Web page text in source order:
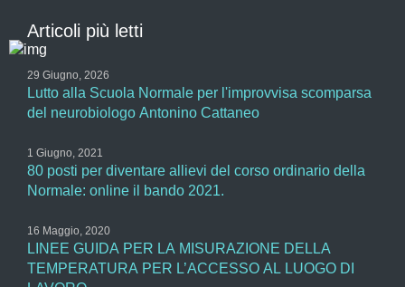
Articoli più letti
29 Giugno, 2026
Lutto alla Scuola Normale per l'improvvisa scomparsa
del neurobiologo Antonino Cattaneo
1 Giugno, 2021
80 posti per diventare allievi del corso ordinario della
Normale: online il bando 2021.
16 Maggio, 2020
LINEE GUIDA PER LA MISURAZIONE DELLA
TEMPERATURA PER L’ACCESSO AL LUOGO DI